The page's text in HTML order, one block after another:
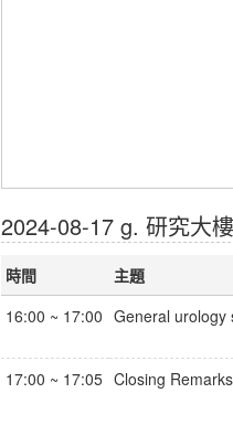
2024-08-17 g. 研究大
時間 主題
16:00 ~ 17:00 General urology
17:00 ~ 17:05 Closing Remarks